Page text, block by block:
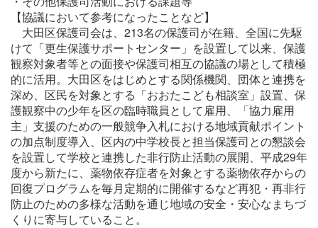
【協議において参考になったことなど】
大田区保護司会は、213名の保護司が在籍、全国に先駆
けて「更生保護サポートセンター」を設置して以来、保護
観察対象者等との面接や保護司相互の協議の場として積極
的に活用。大田区をはじめとする関係機関、団体と連携を
深め、区民を対象とする「おおたこども相談室」設置、保
護観察中の少年を区の臨時職員として雇用、「協力雇用
主」支援のための一般競争入札における地域貢献ポイント
の加点制度導入、区内の中学校長と担当保護司との懇談会
を設置して学校と連携した非行防止活動の展開、平成29年
度から新たに、薬物依存症者を対象とする薬物依存からの
回復プログラムを毎月定期的に開催するなど再犯・再非行
防止のための多様な活動を通じ地域の安全・安心なまちづ
くりに寄与していること。